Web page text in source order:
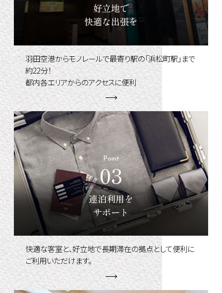
好立地で
快適な出張を
羽田空港からモノレールで最寄り駅の「浜松町駅」まで
約22分！
都内各エリアからのアクセスに便利
Point
03
連泊利用を
サポート
快適な客室と、好立地で長期滞在の拠点として便利に
ご利用いただけます。